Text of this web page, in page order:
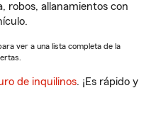
robos, allanamientos con
ver a una lista completa de la
de inquilinos. ¡Es rápido y